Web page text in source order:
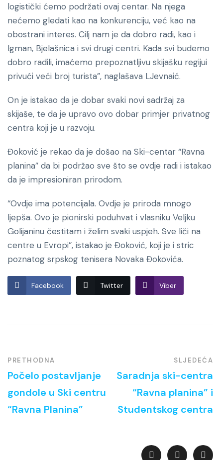
logistički ćemo podržati ovaj centar. Na njega
nećemo gledati kao na konkurenciju, već kao na
obostrani interes. Cilj nam je da dobro radi, kao i
Igman, Bjelašnica i svi drugi centri. Kada svi budemo
dobro radili, imaćemo prepoznatljivu skijašku regijui
privući veći broj turista”, naglašava LJevnaić.
On je istakao da je dobar svaki novi sadržaj za
skijaše, te da je upravo ovo dobar primjer privatnog
centra koji je u razvoju.
Đoković je rekao da je došao na Ski-centar “Ravna
planina” da bi podržao sve što se ovdje radi i istakao
da je impresioniran prirodom.
“Ovdje ima potencijala. Ovdje je priroda mnogo
ljepša. Ovo je pionirski poduhvat i vlasniku Veljku
Golijaninu čestitam i želim svaki uspjeh. Sve liči na
centre u Evropi”, istakao je Đoković, koji je i stric
poznatog srpskog tenisera Novaka Đokovića.
Facebook Twitter Viber
PRETHODNA
Počelo postavljanje
gondole u Ski centru
“Ravna Planina”
SLJEDEĆA
Saradnja ski-centra
“Ravna planina” i
Studentskog centra